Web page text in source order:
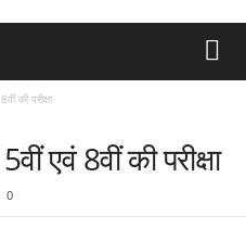
की परीक्षा
एवं 8वीं की परीक्षा
0